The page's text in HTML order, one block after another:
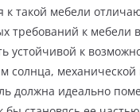
к такой мебели
требований к мебели
устойчивой к
солнца, механической
должна идеально